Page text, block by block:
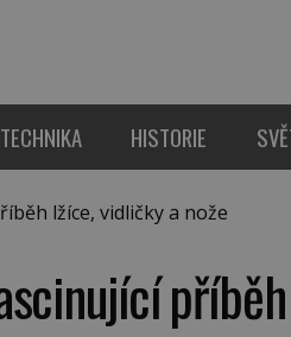
HISTORIE
lžíce, vidličky a nože